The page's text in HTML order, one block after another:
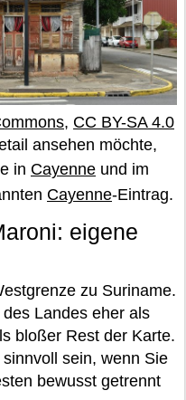
, CC BY-SA 4.0
ansehen möchte,
in Cayenne und im
Cayenne-Eintrag.
eigene
zu Suriname.
Landes eher als
bloßer Rest der Karte.
sein, wenn Sie
bewusst getrennt